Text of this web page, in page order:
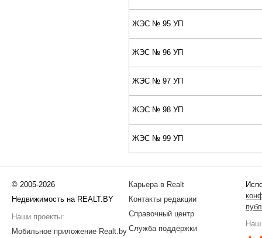
ЖЭС № 95 УП
ЖЭС № 96 УП
ЖЭС № 97 УП
ЖЭС № 98 УП
ЖЭС № 99 УП
© 2005-2026
Недвижимость на REALT.BY
Наши проекты:
Мобильное приложение Realt.by
Карьера в Realt
Контакты редакции
Справочный центр
Служба поддержки
Наш